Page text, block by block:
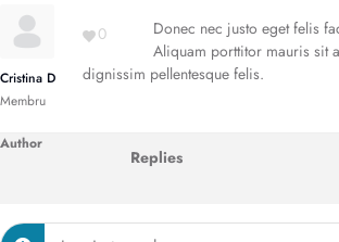
Cristina D
Membru
0
Donec nec justo eget felis
Aliquam porttitor mauris sit
dignissim pellentesque felis.
Author
Replies